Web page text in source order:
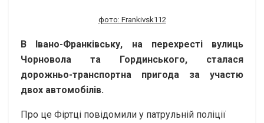
фото: Frankivsk112
В Івано-Франківську, на перехресті вулиць
Чорновола та Гординського, сталася
дорожньо-транспортна пригода за участю
двох автомобілів.
Про це Фіртці повідомили у патрульній поліції